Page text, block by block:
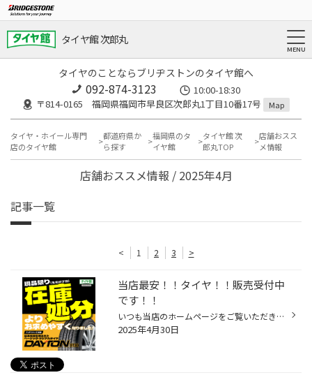
タイヤ館 次郎丸
タイヤのことならブリヂストンのタイヤ館へ
092-874-3123
10:00-18:30
〒814-0165 福岡県福岡市早良区次郎丸1丁目10番17号
Map
タイヤ・ホイール専門
店のタイヤ館
都道府県か
ら探す
福岡県のタ
イヤ館
タイヤ館 次
郎丸TOP
店舗おスス
メ情報
店舗おススメ情報 / 2025年4月
記事一覧
< 1 2 3 >
当店最安！！タイヤ！！販売受付中
です！！
いつも当店のホームページをご覧いただきありがとうございます(^^♪ 本日は、「タイヤお買い得情報」を発信します☆彡 ブリヂストン製 『 DAYTON (デイトン) DT３０』 【デイトンタイヤ】生産終了になりましたが、メーカー在庫分が入荷しました♬ 入荷に伴い、タイヤ館最終販売として 当店通常価格から...
2025年4月30日